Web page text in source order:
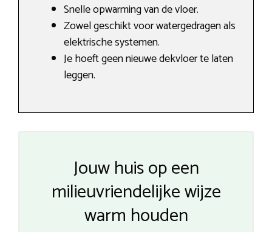
Snelle opwarming van de vloer.
Zowel geschikt voor watergedragen als
elektrische systemen.
Je hoeft geen nieuwe dekvloer te laten
leggen.
Jouw huis op een
milieuvriendelijke wijze
warm houden